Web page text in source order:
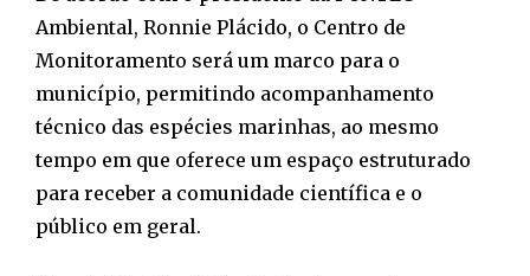
Ambiental, Ronnie Plácido, o Centro de
Monitoramento será um marco para o
município, permitindo acompanhamento
técnico das espécies marinhas, ao mesmo
tempo em que oferece um espaço estruturado
para receber a comunidade científica e o
público em geral.